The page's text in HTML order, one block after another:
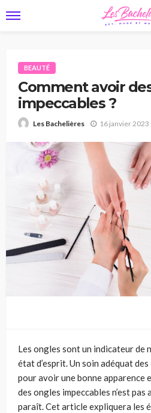
BEAUTÉ
Comment avoir
impeccables ?
Les Bachelières 16 janvier 2023
Les ongles sont un indicateur de
état d’esprit. Un soin adéquat
pour avoir une bonne apparence
des ongles impeccables n’est pas
paraît. Cet article expliquera les